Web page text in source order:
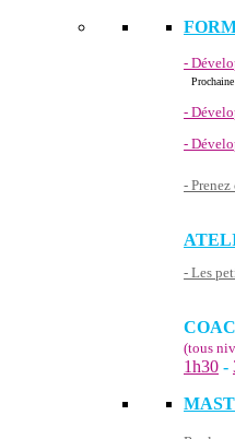
-
-
-
-
- Les
(tous
1h30 -